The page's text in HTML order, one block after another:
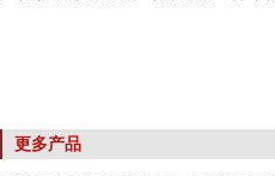
更多产品